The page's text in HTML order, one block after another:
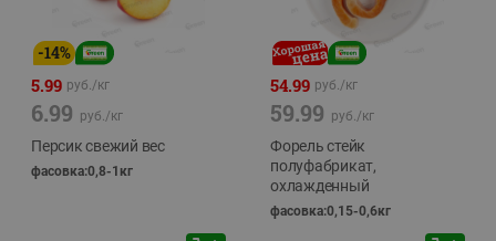
-14%
5.99 руб./кг
6.99 руб./кг
Персик свежий вес
фасовка:0,8-1кг
54.99 руб./кг
59.99 руб./кг
Форель стейк
полуфабрикат,
охлажденный
фасовка:0,15-0,6кг